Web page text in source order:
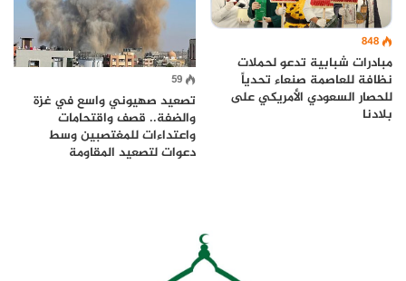
848
مبادرات شبابية تدعو لحملات
نظافة للعاصمة صنعاء تحدياً
للحصار السعودي الأمريكي على
بلادنا
59
تصعيد صهيوني واسع في غزة
والضفة.. قصف واقتحامات
واعتداءات للمغتصبين وسط
دعوات لتصعيد المقاومة